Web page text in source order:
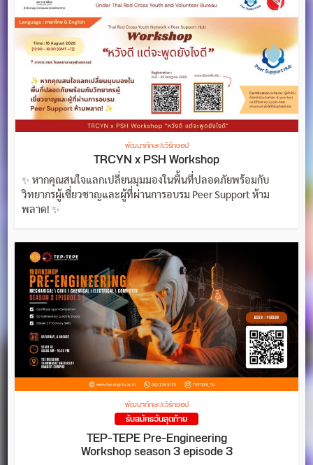
พัฒนาทักษะ/เวิร์กชอป
TRCYN x PSH Workshop
✨ หากคุณสนใจแลกเปลี่ยนมุมมองในพื้นที่ปลอดภัยพร้อมกับ
วิทยากรผู้เชี่ยวชาญและผู้ที่ผ่านการอบรม Peer Support ห้าม
พลาด! ✨
พัฒนาทักษะ/เวิร์กชอป
รับสมัครวันสุดท้าย
TEP-TEPE Pre-Engineering
Workshop season 3 episode 3